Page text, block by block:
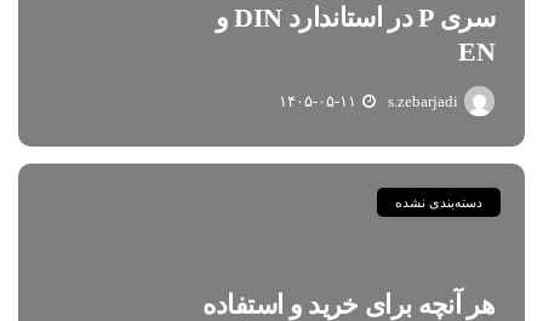
سری P در استاندارد DIN و
EN
s.zebarjadi ۱۴۰۵-۰۵-۱۱
دسته‌بندی نشده
هر آنچه برای خرید و استفاده